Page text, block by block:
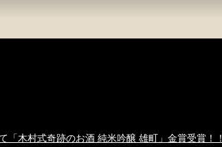
「木村式奇跡のお酒 純米吟醸 雄町」金賞受賞！！